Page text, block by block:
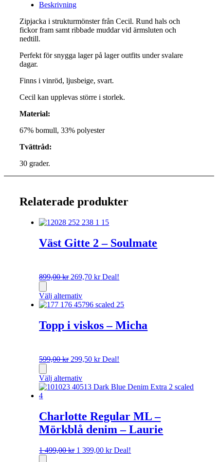
Beskrivning
Zipjacka i strukturmönster från Cecil. Rund hals och
fickor fram samt ribbade muddar vid ärmsluten och
nedtill.
Perfekt för snygga lager på lager outfits under svalare
dagar.
Finns i vinröd, ljusbeige, svart.
Cecil kan upplevas större i storlek.
Material:
67% bomull, 33% polyester
Tvättråd:
30 grader.
Relaterade produkter
Väst Gitte 2 – Soulmate
899,00kr Det
priset
var:
269,70krDet
är:
Deal!
Välj alternativ
Topp i viskos – Micha
599,00kr Det
priset
var:
299,50krDet
är:
Deal!
Välj alternativ
Charlotte Regular ML –
Mörkblå denim – Laurie
1 499,00kr Det
1 399,00krDet
Deal!